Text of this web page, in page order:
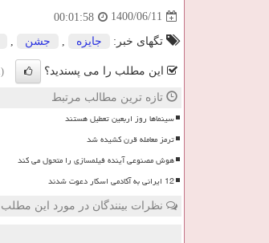
1400/06/11
00:01:58
تگهای خبر: جایزه جشن
این مطلب را می پسندید؟ (1)
تازه ترین مطالب مرتبط
سینماها روز اربعین تعطیل هستند
ترمز معامله قرن کشیده شد
هوش مصنوعی آینده فیلمسازی را متحول می کند
12 ایرانی به آکادمی اسکار دعوت شدند
نظرات بینندگان در مورد این مطلب